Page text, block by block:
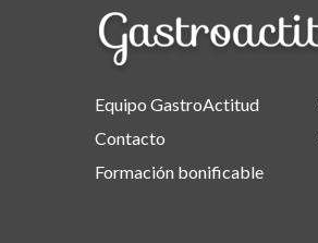
Equipo GastroActitud
Contacto
Formación bonificable